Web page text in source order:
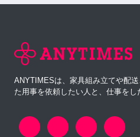
ANYTIMESは、家具組み立てや配
た用事を依頼したい人と、仕事をし